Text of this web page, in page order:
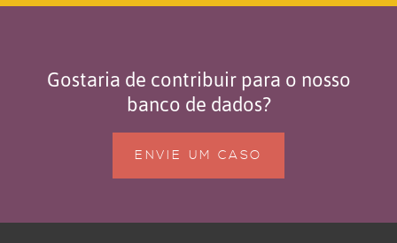
Gostaria de contribuir para o nosso
banco de dados?
ENVIE UM CASO